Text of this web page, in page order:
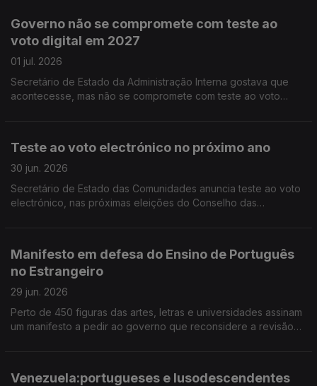
Governo não se compromete com teste ao
voto digital em 2027
01 jul. 2026
Secretário de Estado da Administração Interna gostava que
acontecesse, mas não se compromete com teste ao voto
Teste ao voto electrónico no próximo ano
30 jun. 2026
Secretário de Estado das Comunidades anuncia teste ao voto
electrónico, nas próximas eleições do Conselho das
Manifesto em defesa do Ensino de Português
no Estrangeiro
29 jun. 2026
Perto de 450 figuras das artes, letras e universidades assinam
um manifesto a pedir ao governo que reconsidere a revisão
Venezuela:portugueses e lusodescendentes